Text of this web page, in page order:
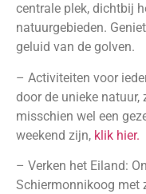
centrale plek, dichtbij
natuurgebieden.
geluid van de golven.
– Activiteiten voor
door de unieke natuur,
misschien wel een
weekend zijn, klik hier.
– Verken het Eiland:
Schiermonnikoog met